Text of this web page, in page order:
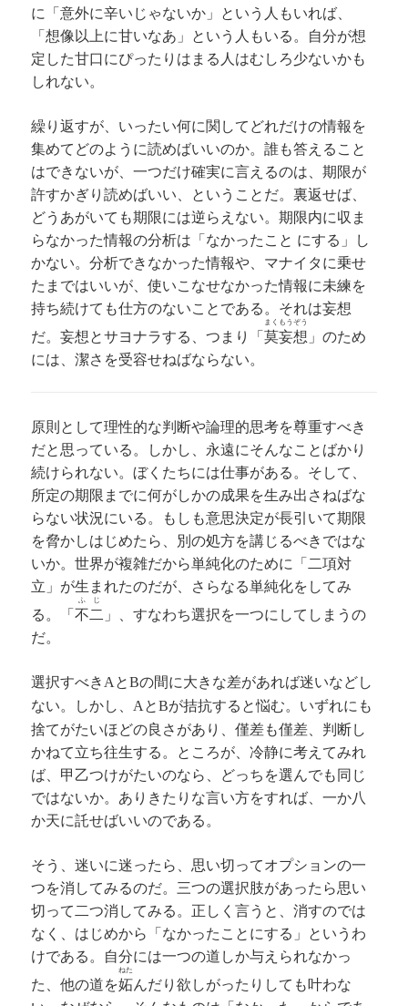
に「意外に辛いじゃないか」という人もいれば、
「想像以上に甘いなあ」という人もいる。自分が想
定した甘口にぴったりはまる人はむしろ少ないかも
しれない。
繰り返すが、いったい何に関してどれだけの情報を
集めてどのように読めばいいのか。誰も答えること
はできないが、一つだけ確実に言えるのは、期限が
許すかぎり読めばいい、ということだ。裏返せば、
どうあがいても期限には逆らえない。期限内に収ま
らなかった情報の分析は「なかったこと にする」し
かない。分析できなかった情報や、マナイタに乗せ
たまではいいが、使いこなせなかった情報に未練を
持ち続けても仕方のないことである。それは妄想
だ。妄想とサヨナラする、つまり「莫妄想
まくもうぞう
」のため
には、潔さを受容せねばならない。
原則として理性的な判断や論理的思考を尊重すべき
だと思っている。しかし、永遠にそんなことばかり
続けられない。ぼくたちには仕事がある。そして、
所定の期限までに何がしかの成果を生み出さねばな
らない状況にいる。もしも意思決定が長引いて期限
を脅かしはじめたら、別の処方を講じるべきではな
いか。世界が複雑だから単純化のために「二項対
立」が生まれたのだが、さらなる単純化をしてみ
る。「不二
ふじ
」、すなわち選択を一つにしてしまうの
だ。
選択すべき A とBの間に大きな差があれば迷いなどし
ない。しかし、
A とBが拮抗すると悩む。いずれにも
捨てがたいほどの良さがあり、僅差も僅差、判断し
かねて立ち往生する。ところが、冷静に考えてみれ
ば、甲乙つけがたいのなら、どっちを選んでも同じ
ではないか。ありきたりな言い方をすれば、一か八
か天に託せばいいのである。
そう、迷いに迷ったら、思い切ってオプションの一
つを消してみるのだ。三つの選択肢があったら思い
切って二つ消してみる。正しく言うと、消すのでは
なく、はじめから「なかったことにする」というわ
けである。自分には一つの道しか与えられなかっ
た、他の道を妬
ねた
んだり欲しがったりしても叶わな